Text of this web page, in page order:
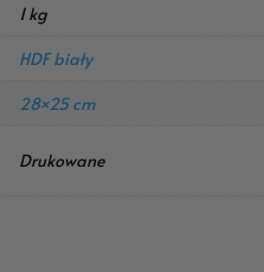
1 kg
HDF biały
28×25 cm
Drukowane